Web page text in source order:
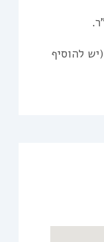
נטו (יש להוסיף